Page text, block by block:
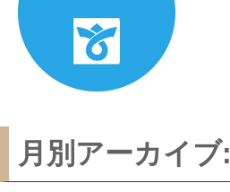
月別アーカイブ: